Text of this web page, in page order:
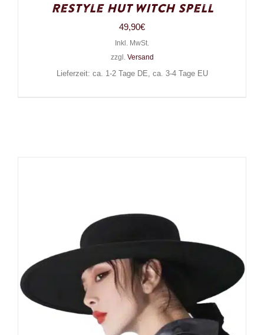
Restyle Hut Witch Spell
49,90€
Inkl. MwSt.
zzgl. Versand
Lieferzeit: ca. 1-2 Tage DE, ca. 3-4 Tage EU